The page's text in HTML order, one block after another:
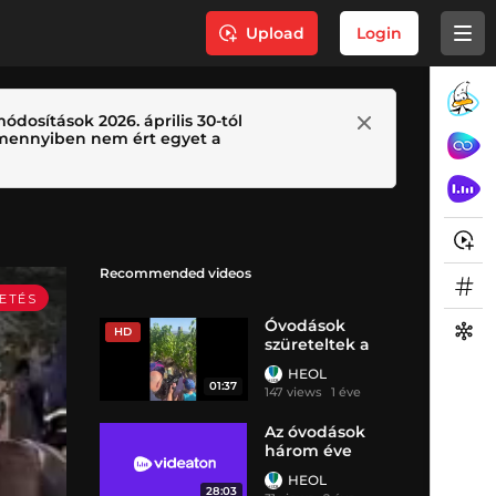
Upload Login
2026. április 30-tól
nem ért egyet a
Recommended videos
HD
01:37
Óvodások
szüreteltek a
Kőlyuktetőn
HEOL
147 views 1 éve
28:03
Az óvodások
három éve
HEOL